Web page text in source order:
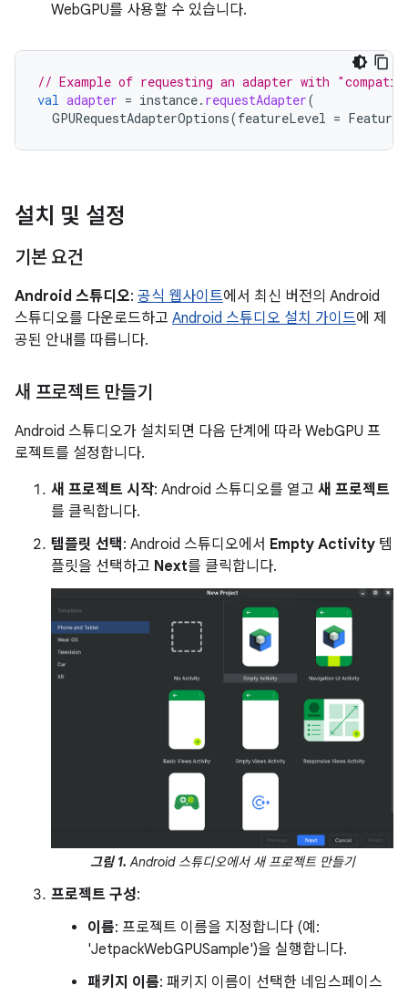
WebGPU를 사용할 수 있습니다.
// Example of requesting an adapter with
val adapter = instance. requestAdapter(
GPURequestAdapterOptions(featureLevel =
설치 및 설정
기본 요건
Android 스튜디오: 공식 웹사이트에서 최신 버전의 Android
스튜디오를 다운로드하고 Android 스튜디오 설치 가이드에 제
공된 안내를 따릅니다.
새 프로젝트 만들기
Android 스튜디오가 설치되면 다음 단계에 따라 WebGPU 프
로젝트를 설정합니다.
새 프로젝트 시작: Android 스튜디오를 열고 새 프로젝트
를 클릭합니다.
템플릿 선택: Android 스튜디오에서 Empty Activity 템
플릿을 선택하고 Next를 클릭합니다.
그림 1. Android 스튜디오에서 새 프로젝트 만들기
프로젝트 구성:
이름: 프로젝트 이름을 지정합니다 (예:
'JetpackWebGPUSample')을 실행합니다.
패키지 이름: 패키지 이름이 선택한 네임스페이스